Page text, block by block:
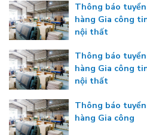
Thông báo
hàng Gia công
nội thất
Thông báo
hàng Gia công
nội thất
Thông báo
hàng Gia công